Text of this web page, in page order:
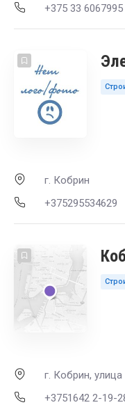
+375 33 6067995
г. Кобрин
+375295534629
г. Кобрин,
+3751642 2-19-